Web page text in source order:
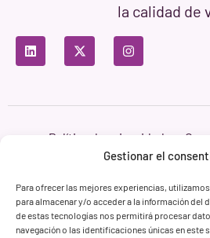
Gestionar el
Para ofrecer las mejores experiencias,
para almacenar y/o acceder a la información
de estas tecnologías nos permitirá procesar
navegación o las identificaciones únicas en este
la calidad de
Política de privacidad
Política de